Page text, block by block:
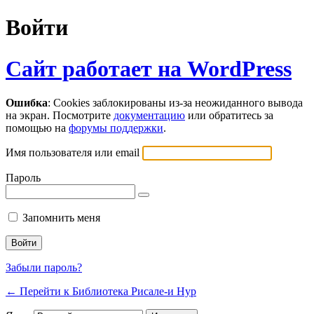
Войти
Сайт работает на WordPress
Ошибка: Cookies заблокированы из-за неожиданного вывода
на экран. Посмотрите документацию или обратитесь за
помощью на форумы поддержки.
Имя пользователя или email
Пароль
Запомнить меня
Забыли пароль?
← Перейти к Библиотека Рисале-и Нур